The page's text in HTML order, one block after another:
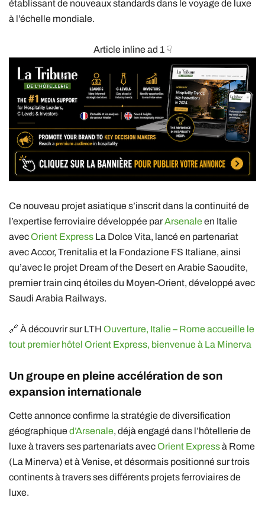
établissant de nouveaux standards dans le voyage de luxe
à l’échelle mondiale.
Article inline ad 1 ☟
Ce nouveau projet asiatique s’inscrit dans la continuité de
l’expertise ferroviaire développée parArsenaleen Italie
avecOrient Express La Dolce Vita, lancé en partenariat
avec Accor, Trenitalia et la Fondazione FS Italiane, ainsi
qu’avec le projet Dream of the Desert en Arabie Saoudite,
premier train cinq étoiles du Moyen-Orient, développé avec
Saudi Arabia Railways.
🔗 À découvrir sur LTH Ouverture, Italie – Rome accueille le
tout premier hôtel Orient Express, bienvenue à La Minerva
Un groupe en pleine accélération de son
expansion internationale
Cette annonce confirme la stratégie de diversification
géographiqued’Arsenale, déjà engagé dans l’hôtellerie de
luxe à travers ses partenariats avecOrient Expressà Rome
(La Minerva) et à Venise, et désormais positionné sur trois
continents à travers ses différents projets ferroviaires de
luxe.